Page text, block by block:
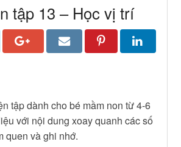
tập 13 – Học vị trí
tập dành cho bé mầm non từ 4-6
với nội dung xoay quanh các số
quen và ghi nhớ.